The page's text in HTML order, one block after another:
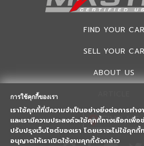
FIND YOUR CAR
SELL YOUR CAR
ABOUT US
FIND US
การใช้คุกกี้ของเรา
เราใช้คุกกี้ที่มีความจำเป็นอย่างยิ่งต่อการทำง
และเรามีความประสงค์จะใช้คุกกี้ทางเลือกเพื่อ
ปรับปรุงเว็บไซต์ของเรา โดยเราจะไม่ใช้คุกกี้
อนุญาตให้เราเปิดใช้งานคุกกี้ดังกล่าว